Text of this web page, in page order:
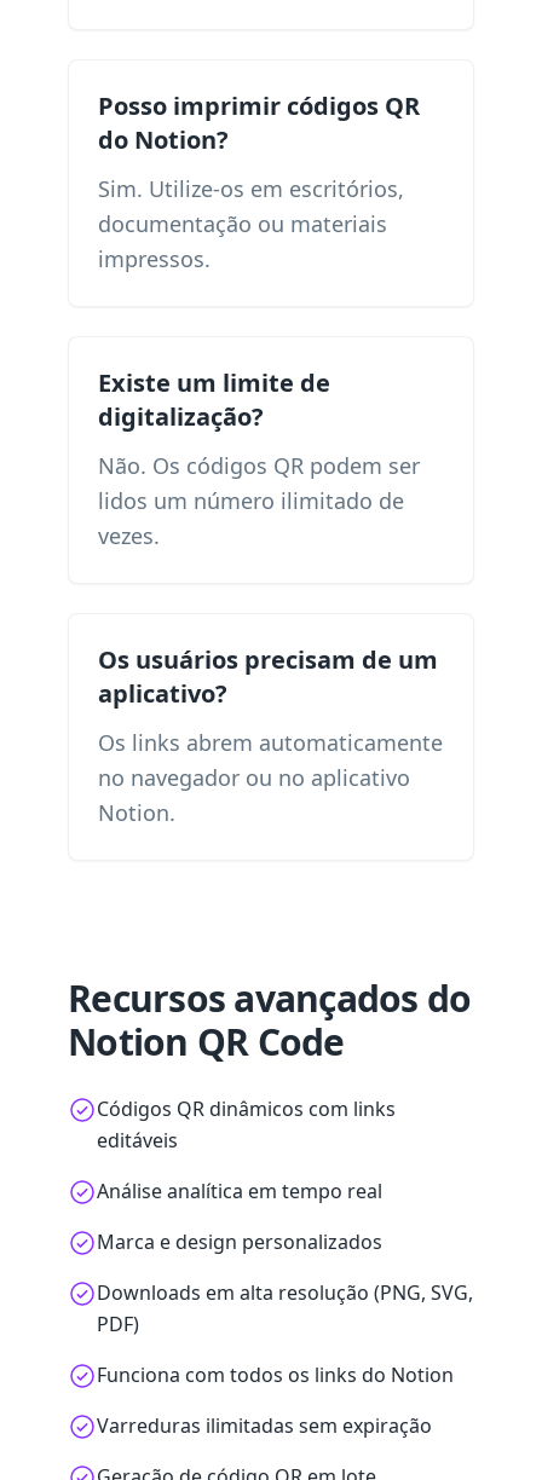
Posso imprimir códigos QR
do Notion?
Sim. Utilize-os em escritórios,
documentação ou materiais
impressos.
Existe um limite de
digitalização?
Não. Os códigos QR podem ser
lidos um número ilimitado de
vezes.
Os usuários precisam de um
aplicativo?
Os links abrem automaticamente
no navegador ou no aplicativo
Notion.
Recursos avançados do
Notion QR Code
Códigos QR dinâmicos com links
editáveis
Análise analítica em tempo real
Marca e design personalizados
Downloads em alta resolução (PNG, SVG,
PDF)
Funciona com todos os links do Notion
Varreduras ilimitadas sem expiração